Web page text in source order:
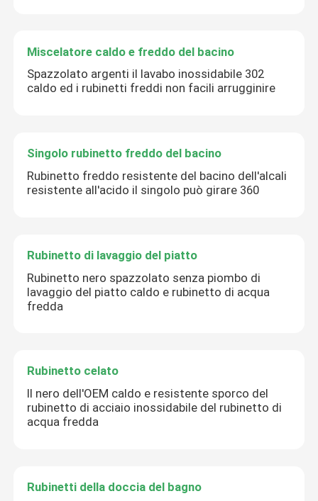
Miscelatore caldo e freddo del bacino
Spazzolato argenti il lavabo inossidabile 302
caldo ed i rubinetti freddi non facili arrugginire
Singolo rubinetto freddo del bacino
Rubinetto freddo resistente del bacino dell'alcali
resistente all'acido il singolo può girare 360
Rubinetto di lavaggio del piatto
Rubinetto nero spazzolato senza piombo di
lavaggio del piatto caldo e rubinetto di acqua
fredda
Rubinetto celato
Il nero dell'OEM caldo e resistente sporco del
rubinetto di acciaio inossidabile del rubinetto di
acqua fredda
Rubinetti della doccia del bagno